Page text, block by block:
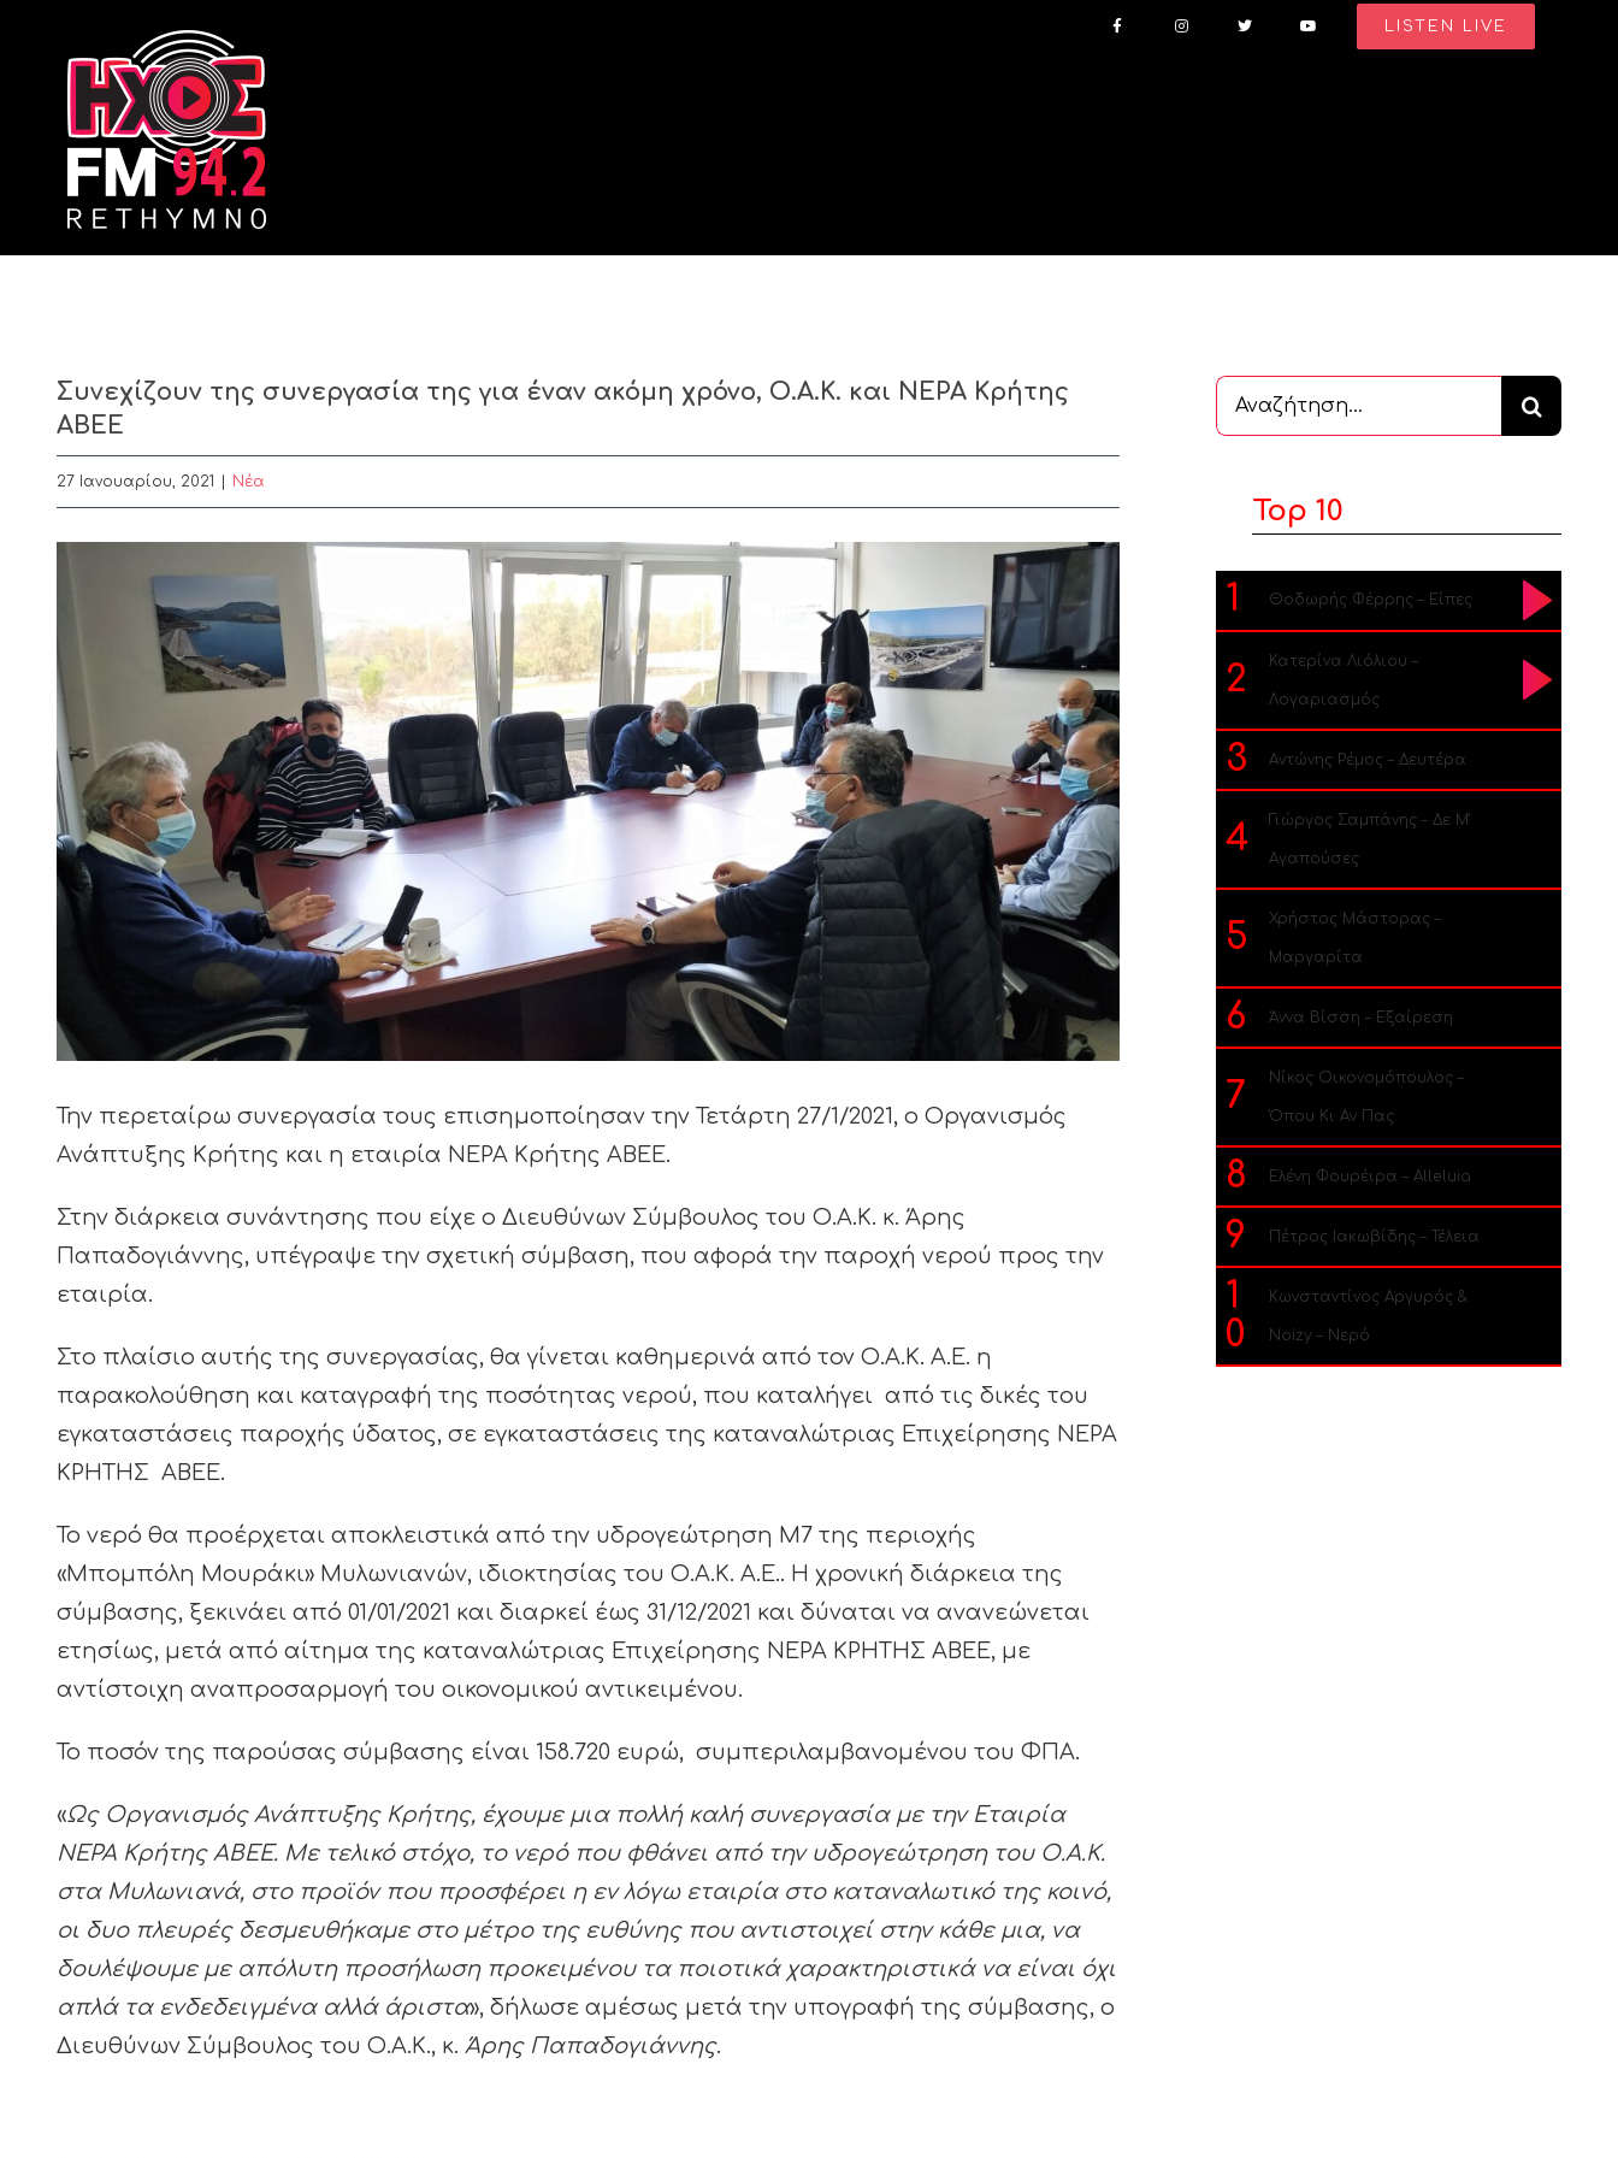
LISTEN LIVE
Συνεχίζουν της συνεργασία της για έναν ακόμη χρόνο, Ο.Α.Κ. και ΝΕΡΑ Κρήτης
ΑΒΕΕ
27 Ιανουαρίου, 2021 Nέα
Την περεταίρω συνεργασία τους επισημοποίησαν την Τετάρτη 27/1/2021, ο Οργανισμός
Ανάπτυξης Κρήτης και η εταιρία ΝΕΡΑ Κρήτης ΑΒΕΕ.
Στην διάρκεια συνάντησης που είχε ο Διευθύνων Σύμβουλος του Ο.Α.Κ. κ. Άρης
Παπαδογιάννης, υπέγραψε την σχετική σύμβαση, που αφορά την παροχή νερού προς την
εταιρία.
Στο πλαίσιο αυτής της συνεργασίας, θα γίνεται καθημερινά από τον Ο.Α.Κ. Α.Ε. η
παρακολούθηση και καταγραφή της ποσότητας νερού, που καταλήγει από τις δικές του
εγκαταστάσεις παροχής ύδατος, σε εγκαταστάσεις της καταναλώτριας Επιχείρησης ΝΕΡΑ
ΚΡΗΤΗΣ ΑΒΕΕ.
Το νερό θα προέρχεται αποκλειστικά από την υδρογεώτρηση Μ7 της περιοχής
«Μπομπόλη Μουράκι» Μυλωνιανών, ιδιοκτησίας του Ο.Α.Κ. Α.Ε.. Η χρονική διάρκεια της
σύμβασης, ξεκινάει από 01/01/2021 και διαρκεί έως 31/12/2021 και δύναται να ανανεώνεται
ετησίως, μετά από αίτημα της καταναλώτριας Επιχείρησης ΝΕΡΑ ΚΡΗΤΗΣ ΑΒΕΕ, με
αντίστοιχη αναπροσαρμογή του οικονομικού αντικειμένου.
Το ποσόν της παρούσας σύμβασης είναι 158.720 ευρώ, συμπεριλαμβανομένου του ΦΠΑ.
«Ως Οργανισμός Ανάπτυξης Κρήτης, έχουμε μια πολλή καλή συνεργασία με την Εταιρία
ΝΕΡΑ Κρήτης ΑΒΕΕ. Με τελικό στόχο, το νερό που φθάνει από την υδρογεώτρηση του Ο.Α.Κ.
στα Μυλωνιανά, στο προϊόν που προσφέρει η εν λόγω εταιρία στο καταναλωτικό της κοινό,
οι δυο πλευρές δεσμευθήκαμε στο μέτρο της ευθύνης που αντιστοιχεί στην κάθε μια, να
δουλέψουμε με απόλυτη προσήλωση προκειμένου τα ποιοτικά χαρακτηριστικά να είναι όχι
απλά τα ενδεδειγμένα αλλά άριστα», δήλωσε αμέσως μετά την υπογραφή της σύμβασης, ο
Διευθύνων Σύμβουλος του Ο.Α.Κ., κ. Άρης Παπαδογιάννης.
Αναζήτηση
...
Top 10
1 Θοδωρής Φέρρης – Είπες
2 Κατερίνα Λιόλιου –
Λογαριασμός
3 Αντώνης Ρέμος – Δευτέρα
4 Γιώργος Σαμπάνης – Δε Μ’
Αγαπούσες
5 Χρήστος Μάστορας –
Μαργαρίτα
6 Άννα Βίσση – Εξαίρεση
7 Νίκος Οικονομόπουλος –
Όπου Κι Αν Πας
8 Ελένη Φουρέιρα – Alleluia
9 Πέτρος Ιακωβίδης – Τέλεια
1
0
Κωνσταντίνος Αργυρός &
Noizy – Νερό